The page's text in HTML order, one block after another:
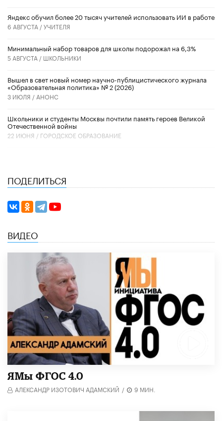
​Яндекс обучил более 20 тысяч учителей использовать ИИ в работе
6 АВГУСТА /УЧИТЕЛЯ
Минимальный набор товаров для школы подорожал на 6,3%
5 АВГУСТА / ШКОЛЬНИКИ
Вышел в свет новый номер научно-публицистического журнала
«Образовательная политика» № 2 (2026)
3 ИЮЛЯ / АНОНС
Школьники и студенты Москвы почтили память героев Великой
Отечественной войны
22 ИЮНЯ / ГОРОДСКОЕ ОБРАЗОВАНИЕ
ПОДЕЛИТЬСЯ
ВИДЕО
​ЯМы ФГОС 4.0
АЛЕКСАНДР ИЗОТОВИЧ АДАМСКИЙ / 9 МИН.